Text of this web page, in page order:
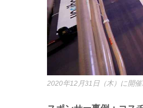
2020年12月31日（木）に開